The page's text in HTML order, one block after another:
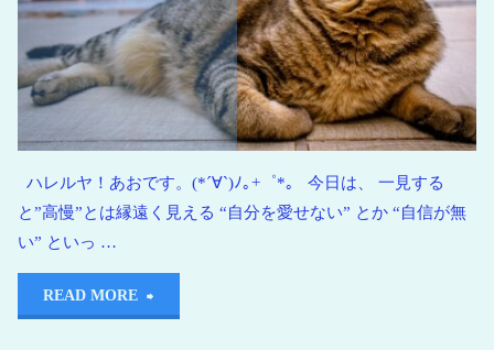
ハレルヤ！あおです。(*´∀`)ﾉ｡+゜*｡ 今日は、 一見する
と”高慢”とは縁遠く見える “自分を愛せない” とか “自信が無
い” といっ …
READ MORE